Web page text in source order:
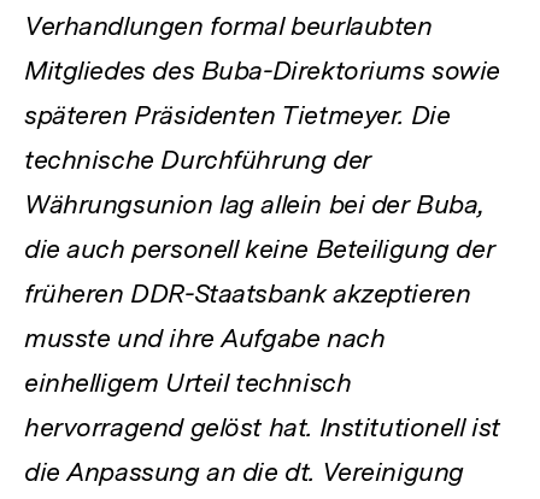
Verhandlungen formal beurlaubten
Mitgliedes des Buba-Direktoriums sowie
späteren Präsidenten Tietmeyer. Die
technische Durchführung der
Währungsunion lag allein bei der Buba,
die auch personell keine Beteiligung der
früheren DDR-Staatsbank akzeptieren
musste und ihre Aufgabe nach
einhelligem Urteil technisch
hervorragend gelöst hat. Institutionell ist
die Anpassung an die dt. Vereinigung